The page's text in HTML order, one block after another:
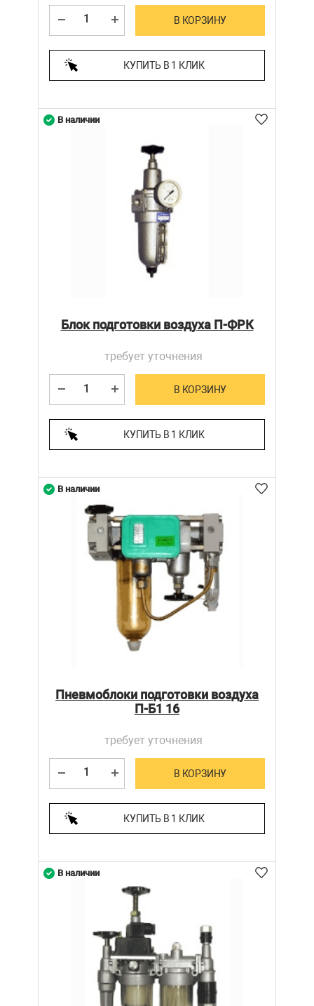
В КОРЗИНУ
КУПИТЬ В 1 КЛИК
Блок подготовки воздуха П-ФРК
требует уточнения
В КОРЗИНУ
КУПИТЬ В 1 КЛИК
В наличии
Пневмоблоки подготовки воздуха
П-Б1 16
требует уточнения
В КОРЗИНУ
КУПИТЬ В 1 КЛИК
В наличии
В наличии